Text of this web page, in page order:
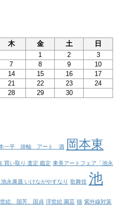
木 金 土 日
1 2
3
7 8 9
10
14 15 16
17
21 22 23
24
28 29 30
一平 掛軸 アート 酒 岡本東
買い取り 査定 鑑定 東美アートフェア「池永
永康晟 いけながやすなり 歌舞伎 池
絵、国芳、国貞 浮世絵 園芸 猫 紫外線対策